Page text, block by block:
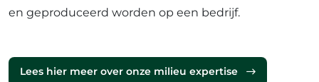
en geproduceerd worden op een bedrijf.
Lees hier meer over onze milieu expertise